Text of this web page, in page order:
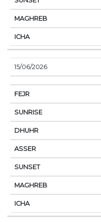
15/06/2026